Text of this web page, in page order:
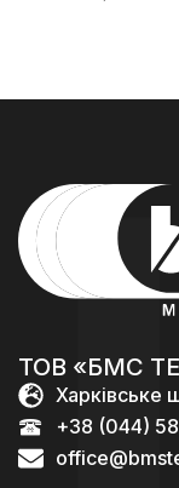
ТОВ «БМС
Харківське
+38 (044)